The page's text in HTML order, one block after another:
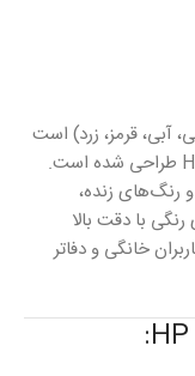
آبی، قرمز، زرد) است
که برای چاپگرهای سری HP Color LaserJet طراحی شده است.
و رنگ‌های زنده،
با دقت بالا
خانگی و دفاتر